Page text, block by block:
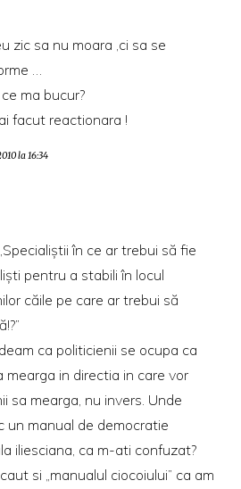
zic sa nu moara ,ci sa se
…
ma bucur?
facut reactionara !
la 16:34
în ce ar trebui să fie
pentru a stabili în locul
căile pe care ar trebui să
ca politicienii se ocupa ca
mearga in directia in care vor
sa mearga, nu invers. Unde
un manual de democratie
iliesciana, ca m-ati confuzat?
si „manualul ciocoiului” ca am